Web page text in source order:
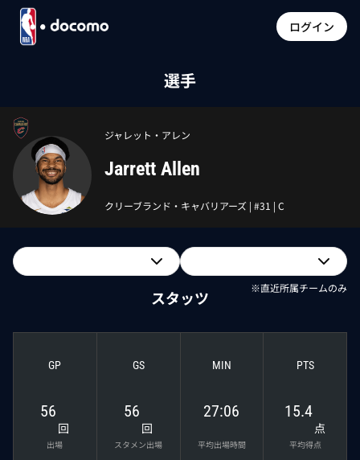
ログイン
選手
ジャレット・アレン
Jarrett Allen
クリーブランド・キャバリアーズ | #31 | C
スタッツ ※直近所属チームのみ
GP
56
回
出場
GS
56
回
スタメン出場
MIN
27:06
平均出場時間
PTS
15.4
点
平均得点